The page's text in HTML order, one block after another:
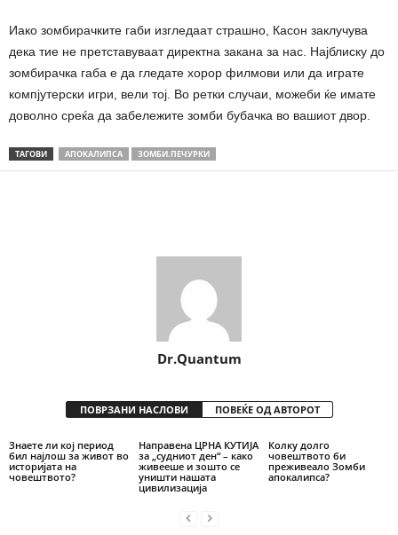
Иако зомбирачките габи изгледаат страшно, Касон заклучува
дека тие не претставуваат директна закана за нас. Најблиску до
зомбирачка габа е да гледате хорор филмови или да играте
компјутерски игри, вели тој. Во ретки случаи, можеби ќе имате
доволно среќа да забележите зомби бубачка во вашиот двор.
ТАГОВИ АПОКАЛИПСА ЗОМБИ.ПЕЧУРКИ
Dr.Quantum
ПОВРЗАНИ НАСЛОВИ ПОВЕЌЕ ОД АВТОРОТ
Знаете ли кој период
бил најлош за живот во
историјата на
човештвото?
Направена ЦРНА КУТИЈА
за „судниот ден“ – како
живееше и зошто се
уништи нашата
цивилизација
Колку долго
човештвото би
преживеало Зомби
апокалипса?